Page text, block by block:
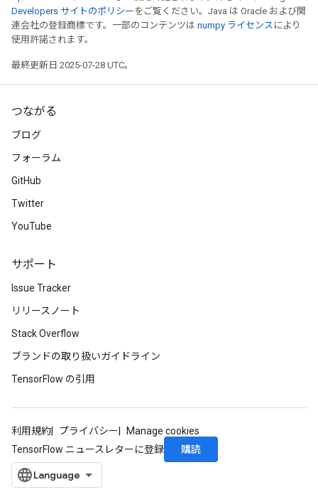
Developers サイトのポリシー をご覧ください。Java は Oracle および関
連会社の登録商標です。一部のコンテンツは numpy ライセンス により
使用許諾されます。
最終更新日 2025-07-28 UTC。
つながる
ブログ
フォーラム
GitHub
Twitter
YouTube
サポート
Issue Tracker
リリースノート
Stack Overflow
ブランドの取り扱いガイドライン
TensorFlow の引用
利用規約 プライバシー
Manage cookies
TensorFlow ニュースレターに登録
購読